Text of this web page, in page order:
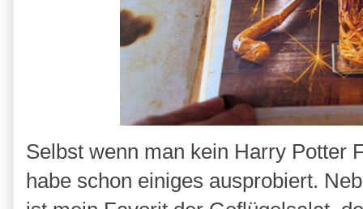
Selbst wenn man kein Harry Potter
habe schon einiges ausprobiert.